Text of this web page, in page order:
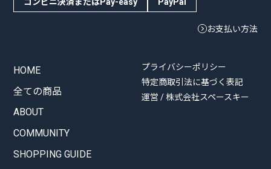
お支払い方法
HOME
全ての商品
ABOUT
COMMUNITY
SHOPPING GUIDE
プライバシーポリシー
特定商取引法に基づく表記
運営 / 株式会社スペースキー